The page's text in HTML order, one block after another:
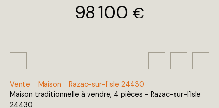
98 100 €
Vente Maison
Razac-sur-l'Isle 24430
Maison traditionnelle à vendre, 4 pièces - Razac-sur-l'Isle
24430